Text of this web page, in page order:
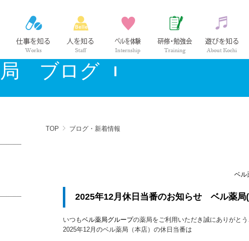
ベル薬局の仕事 社員紹介 インターンシップ 研修・勉強会
局 ブログ
TOP ブログ・新着情報
ベル
2025年12月休日当番のお知らせ ベル薬局
いつもベル薬局グループの薬局をご利用いただき誠にありがとう
2025年12月のベル薬局（本店）の休日当番は